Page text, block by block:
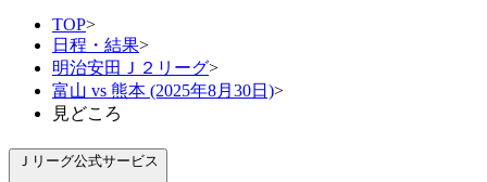
TOP>
日程・結果>
明治安田Ｊ２リーグ>
富山 vs 熊本 (2025年8月30日)>
見どころ
Ｊリーグ公式サービス